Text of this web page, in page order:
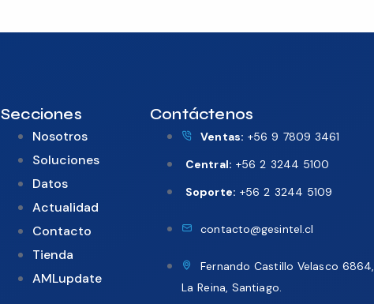
Secciones
Nosotros
Soluciones
Datos
Actualidad
Contacto
Tienda
AMLupdate
Contáctenos
Ventas: +56 9 7809 3461
Central: +56 2 3244 5100
Soporte: +56 2 3244 5109
contacto@gesintel.cl
Fernando Castillo Velasco 6864,
La Reina, Santiago.